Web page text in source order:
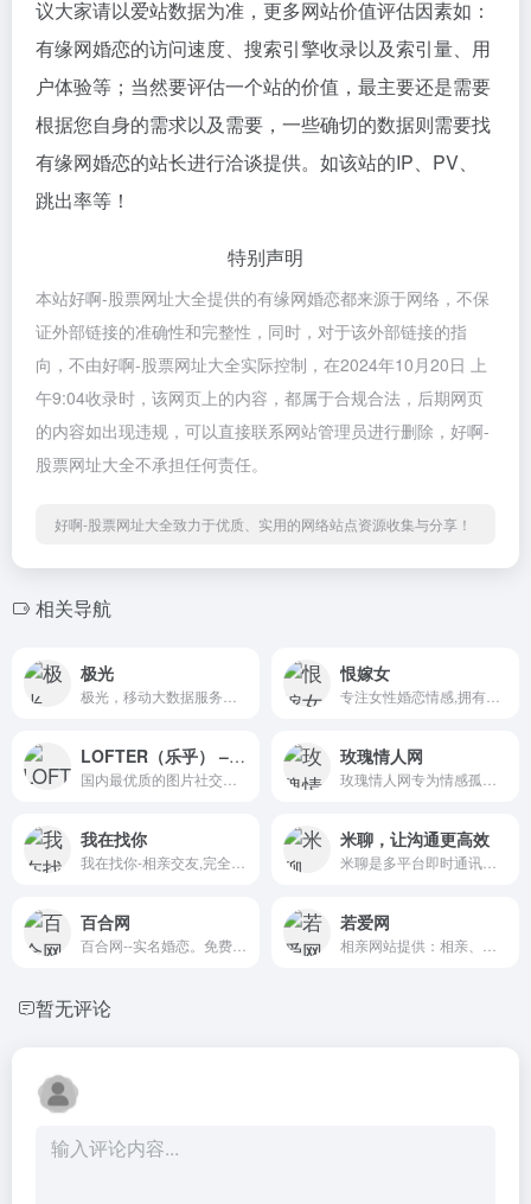
议大家请以爱站数据为准，更多网站价值评估因素如：
有缘网婚恋的访问速度、搜索引擎收录以及索引量、用
户体验等；当然要评估一个站的价值，最主要还是需要
根据您自身的需求以及需要，一些确切的数据则需要找
有缘网婚恋的站长进行洽谈提供。如该站的IP、PV、
跳出率等！
特别声明
本站好啊-股票网址大全提供的有缘网婚恋都来源于网络，不保
证外部链接的准确性和完整性，同时，对于该外部链接的指
向，不由好啊-股票网址大全实际控制，在2024年10月20日 上
午9:04收录时，该网页上的内容，都属于合规合法，后期网页
的内容如出现违规，可以直接联系网站管理员进行删除，好啊-
股票网址大全不承担任何责任。
好啊-股票网址大全致力于优质、实用的网络站点资源收集与分享！
相关导航
极光 恨嫁女
LOFTER（乐乎） – 让兴趣，更有趣 玫瑰情人网
我在找你 米聊，让沟通更高效
百合网 若爱网
暂无评论